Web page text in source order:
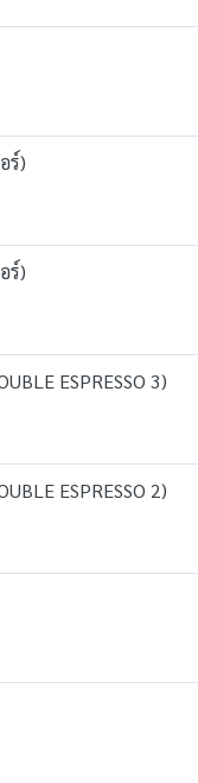
ร์)
ร์)
ESPRESSO 3)
ESPRESSO 2)